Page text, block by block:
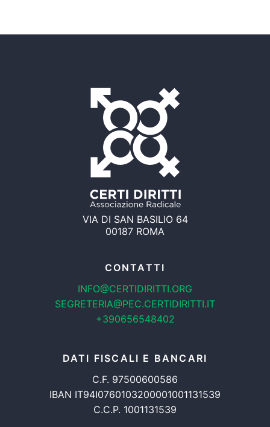
VIA DI SAN BASILIO 64
00187 ROMA
CONTATTI
INFO@CERTIDIRITTI.ORG
SEGRETERIA@PEC.CERTIDIRITTI.IT
+390656548402
DATI FISCALI E BANCARI
C.F. 97500600586
IBAN IT94I0760103200001001131539
C.C.P. 1001131539